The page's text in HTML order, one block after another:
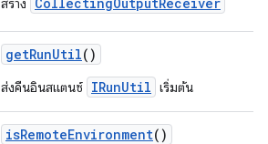
สร้าง
getRunUtil()
ส่งคืนอินสแตนซ์ IRunUtil เริ่มต้น
isRemoteEnvironment()